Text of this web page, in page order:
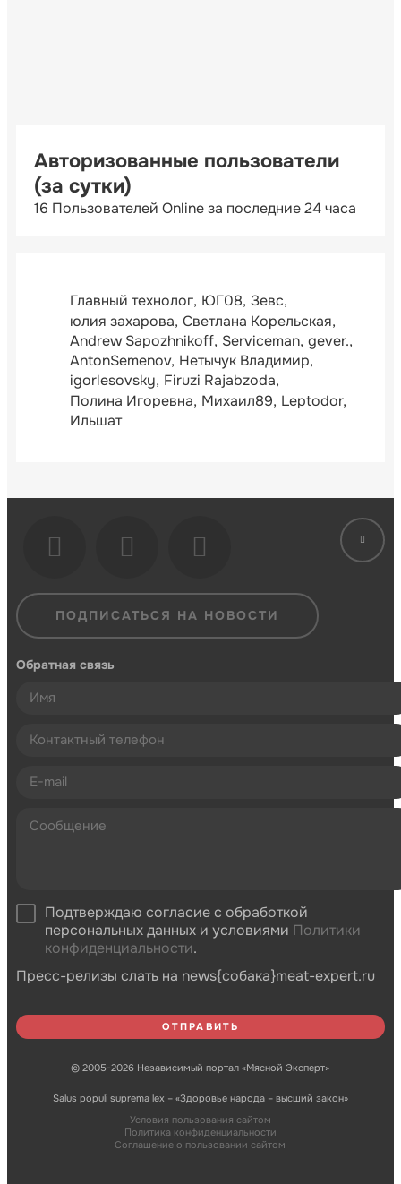
Авторизованные пользователи
(за сутки)
16 Пользователей Online за последние 24 часа
Главный технолог ЮГ08 Зевс
юлия захарова Светлана Корельская
Andrew Sapozhnikoff Serviceman gever.
AntonSemenov Нетычук Владимир
igorlesovsky Firuzi Rajabzoda
Полина Игоревна Михаил89 Leptodor
Ильшат
ПОДПИСАТЬСЯ НА НОВОСТИ
Обратная связь
Подтверждаю согласие с обработкой
персональных данных и условиями Политики
конфиденциальности.
Пресс-релизы слать на news{собака}meat-expert.ru
© 2005-2026 Независимый портал «Мясной Эксперт»
Salus populi suprema lex – «Здоровье народа – высший закон»
Условия пользования сайтом
Политика конфиденциальности
Соглашение о пользовании сайтом